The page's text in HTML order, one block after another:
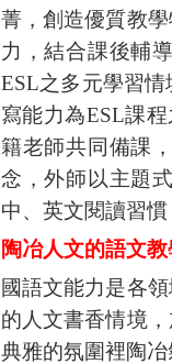
菁，創造優質教
力，結合課後輔
ESL之多元學習
寫能力為ESL課
籍老師共同備課
念，外師以主題
中、英文閱讀習
陶冶人文的語文
國語文能力是各
的人文書香情境
典雅的氛圍裡陶